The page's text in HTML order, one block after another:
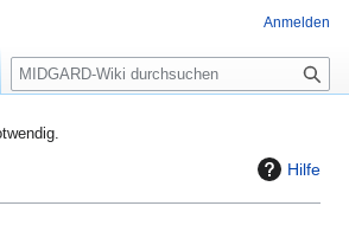
Hilfe
Anmelden
S
u
h